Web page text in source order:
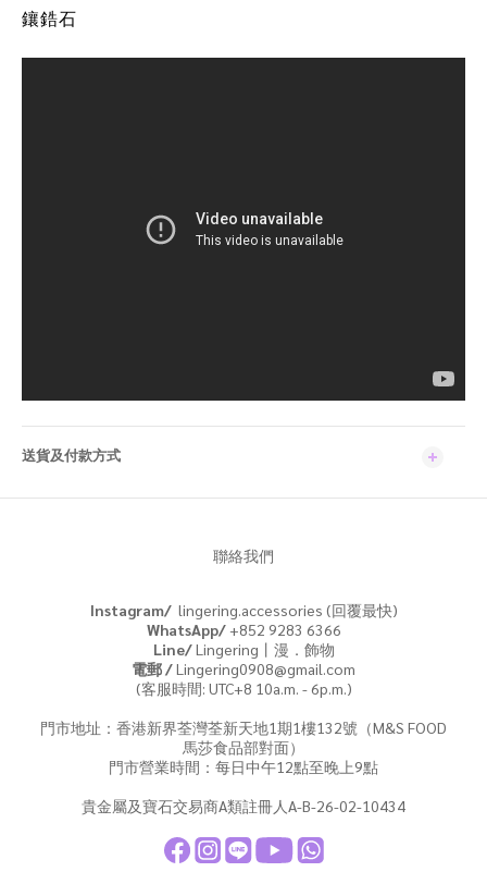
鑲鋯石
送貨及付款方式
聯絡我們
Instagram/ lingering.accessories (回覆最快)
WhatsApp/+852 9283 6366
Line/Lingering丨漫．飾物
電郵 /Lingering0908@gmail.com
(客服時間: UTC+8 10a.m. - 6p.m.)
門市地址：香港新界荃灣荃新天地1期1樓132號（M&S FOOD
馬莎食品部對面）
門市營業時間：每日中午12點至晚上9點
貴金屬及寶石交易商A類註冊人A-B-26-02-10434